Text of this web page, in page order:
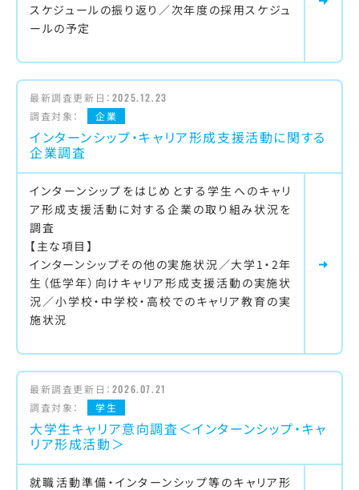
スケジュールの振り返り／次年度の採用スケジュ
ールの予定
最新調査更新日： 2025.12.23
調査対象：
企業
インターンシップ・キャリア形成支援活動に関する
企業調査
インターンシップをはじめとする学生へのキャリ
ア形成支援活動に対する企業の取り組み状況を
調査
【主な項目】
インターンシップその他の実施状況／大学1・2年
生（低学年）向けキャリア形成支援活動の実施状
況／小学校・中学校・高校でのキャリア教育の実
施状況
最新調査更新日： 2026.07.21
調査対象：
学生
大学生キャリア意向調査＜インターンシップ・キャ
リア形成活動＞
就職活動準備・インターンシップ等のキャリア形